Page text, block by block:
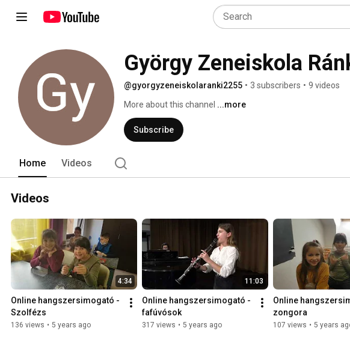
György Zeneiskola
@gyorgyzeneiskolaranki2255 • 3 subscribers • 9 videos
More about this channel ...more
Subscribe
Home Videos
Videos
4:34
Online hangszersimogató -
Szolfézs
136 views • 5 years ago
11:03
Online hangszersimogató -
fafúvósok
317 views • 5 years ago
Online
zongora
107 views • 5 years